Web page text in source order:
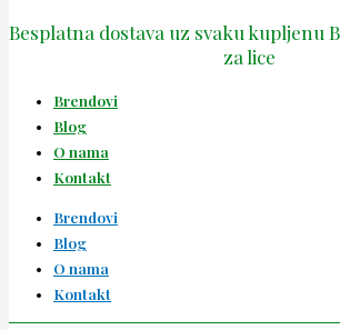
Besplatna dostava uz svaku kupljenu
za lice
Brendovi
Blog
O nama
Kontakt
Brendovi
Blog
O nama
Kontakt